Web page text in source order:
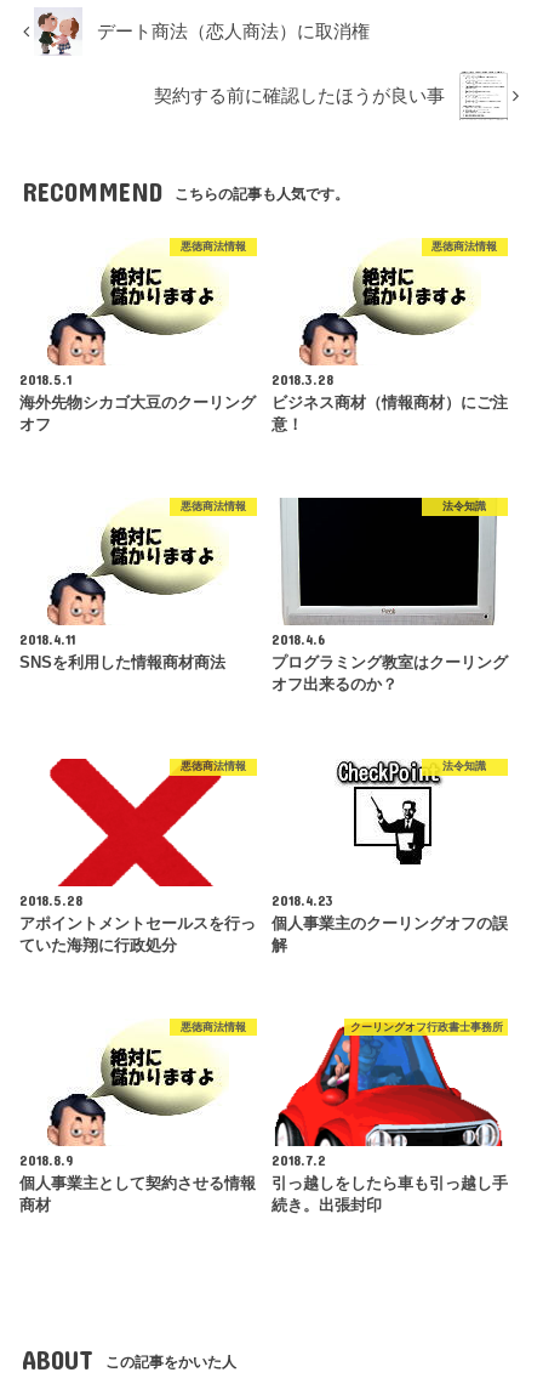
デート商法（恋人商法）に取消権
契約する前に確認したほうが良い事
RECOMMEND こちらの記事も人気です。
悪徳商法情報
2018.5.1
海外先物シカゴ大豆のクーリング
オフ
悪徳商法情報
2018.3.28
ビジネス商材（情報商材）にご注
意！
悪徳商法情報
2018.4.11
SNSを利用した情報商材商法
法令知識
2018.4.6
プログラミング教室はクーリング
オフ出来るのか？
悪徳商法情報
2018.5.28
アポイントメントセールスを行っ
ていた海翔に行政処分
法令知識
2018.4.23
個人事業主のクーリングオフの誤
解
悪徳商法情報
2018.8.9
個人事業主として契約させる情報
商材
クーリングオフ行政書士事務所
2018.7.2
引っ越しをしたら車も引っ越し手
続き。出張封印
ABOUT この記事をかいた人